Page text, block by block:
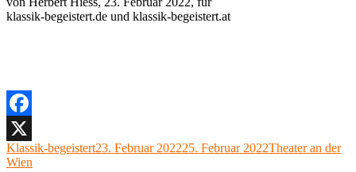
klassik-begeistert.de und klassik-begeistert.at
Facebook
X
Autor
Klassik-begeistertVeröffentlicht
23. Februar 202225. Februar 2022Kategorien
Theater an der
Wien